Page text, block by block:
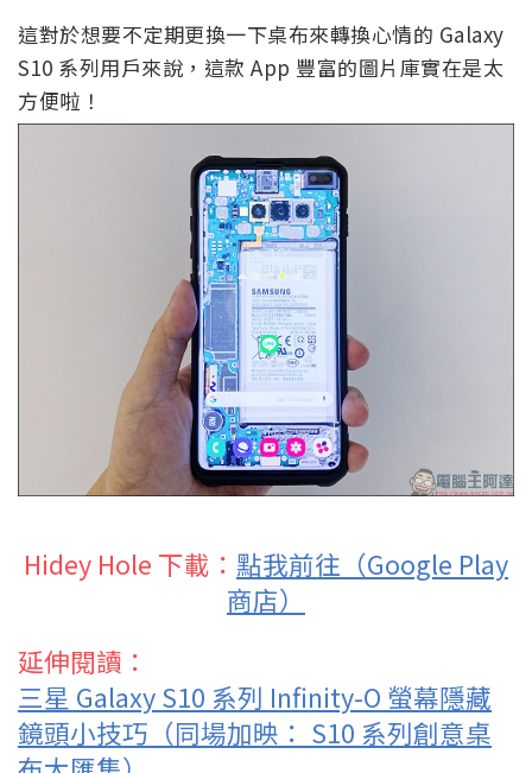
這對於想要不定期更換一下桌布來轉換心情的 Galaxy
S10 系列用戶來說，這款 App 豐富的圖片庫實在是太
方便啦！
Hidey Hole 下載： 點我前往（Google Play
商店）
延伸閱讀：
三星 Galaxy S10 系列 Infinity-O 螢幕隱藏
鏡頭小技巧（同場加映： S10 系列創意桌